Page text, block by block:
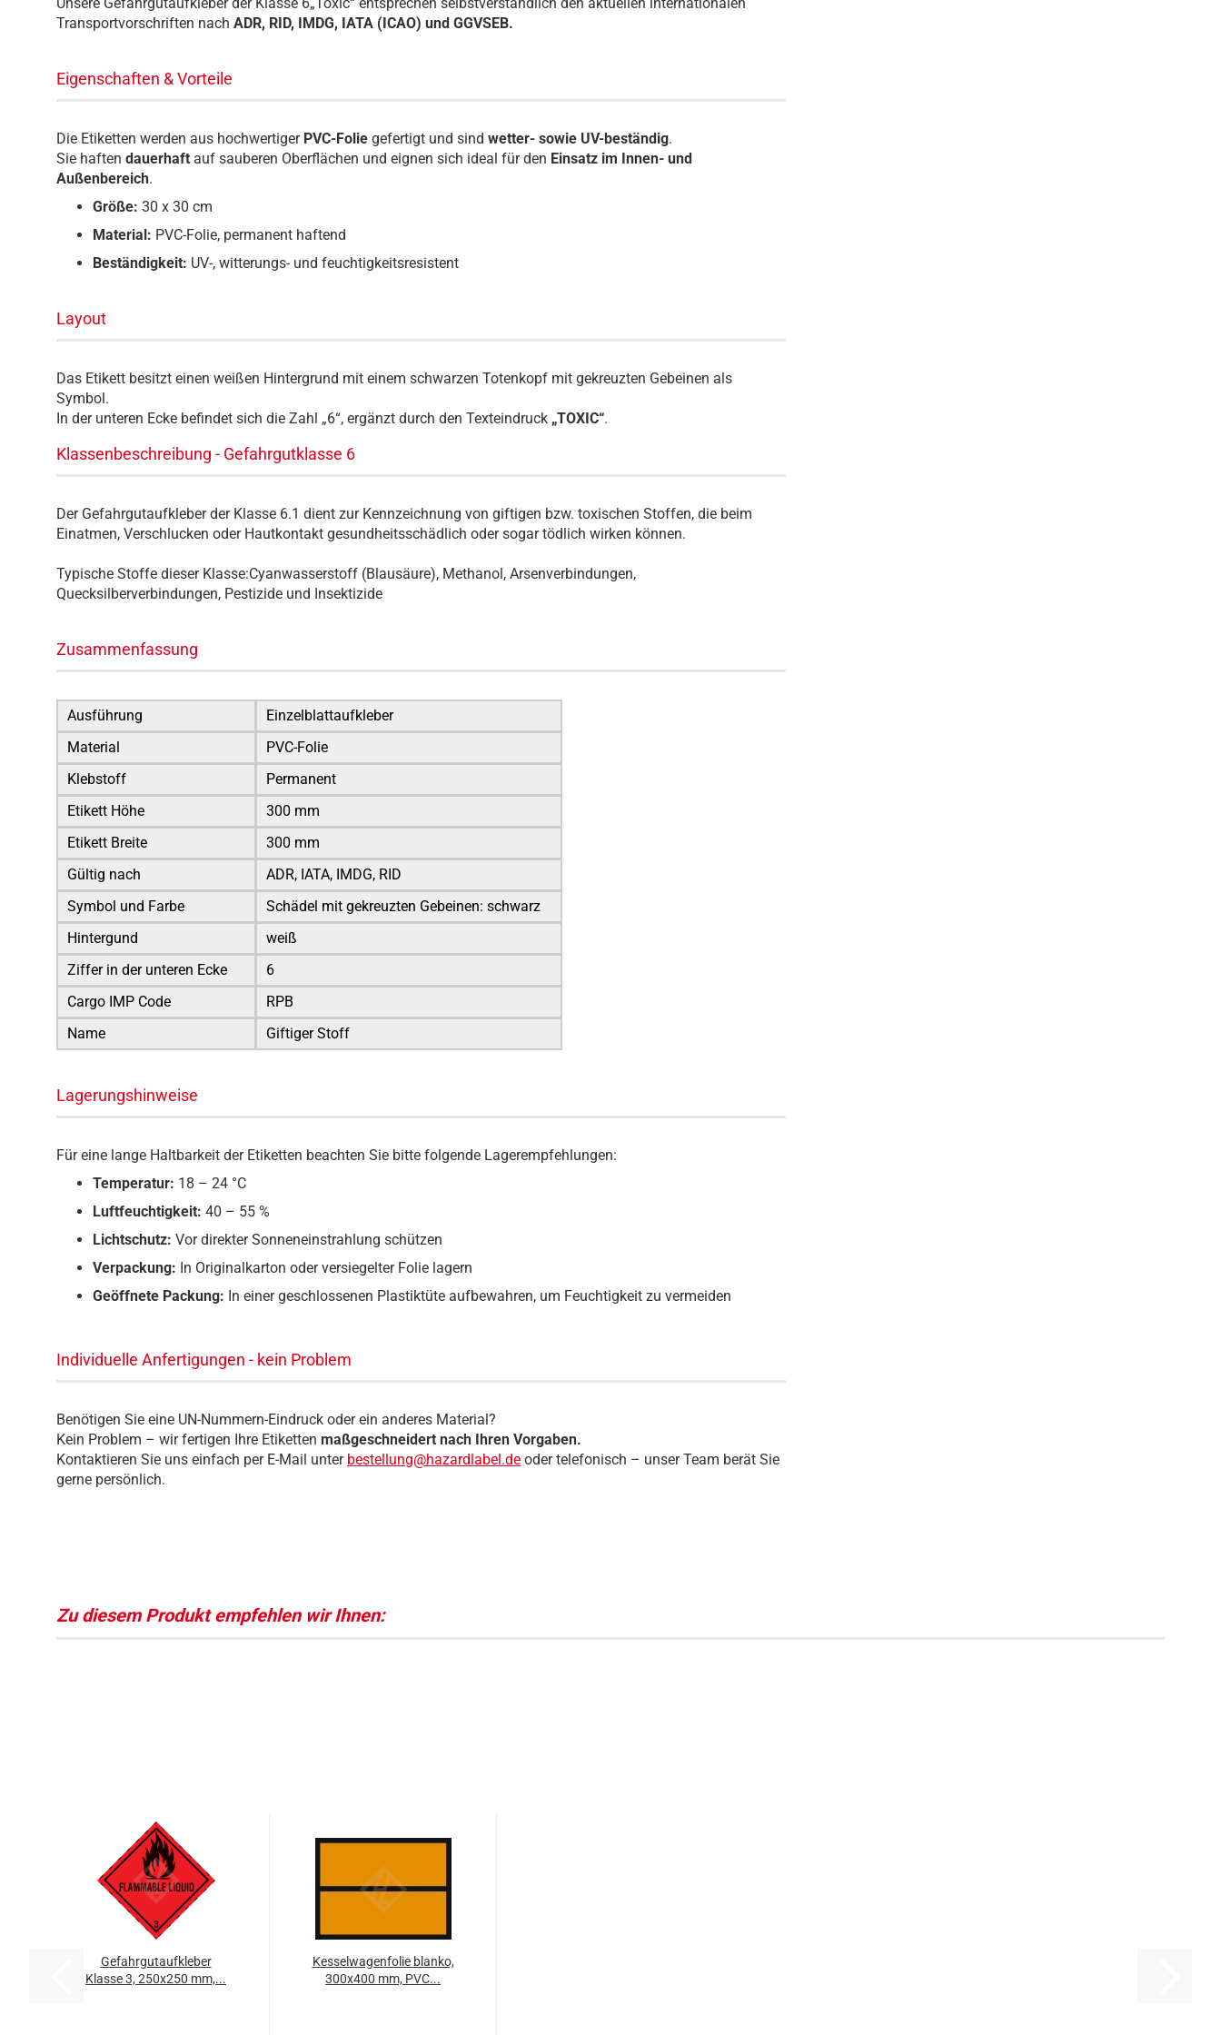
Transportvorschriften nach ADR, RID, IMDG, IATA (ICAO) und GGVSEB.
Eigenschaften & Vorteile
Die Etiketten werden aus hochwertiger PVC-Folie gefertigt und sind wetter- sowie UV-beständig.
Sie haften dauerhaft auf sauberen Oberflächen und eignen sich ideal für den Einsatz im Innen- und
Außenbereich.
Größe: 30 x 30 cm
Material: PVC-Folie, permanent haftend
Beständigkeit: UV-, witterungs- und feuchtigkeitsresistent
Layout
Das Etikett besitzt einen weißen Hintergrund mit einem schwarzen Totenkopf mit gekreuzten Gebeinen als
Symbol.
In der unteren Ecke befindet sich die Zahl „6“, ergänzt durch den Texteindruck „TOXIC“.
Klassenbeschreibung - Gefahrgutklasse 6
Der Gefahrgutaufkleber der Klasse 6.1 dient zur Kennzeichnung von giftigen bzw. toxischen Stoffen, die beim
Einatmen, Verschlucken oder Hautkontakt gesundheitsschädlich oder sogar tödlich wirken können.
Typische Stoffe dieser Klasse:Cyanwasserstoff (Blausäure), Methanol, Arsenverbindungen,
Quecksilberverbindungen, Pestizide und Insektizide
Zusammenfassung
Ausführung
Einzelblattaufkleber
Material
PVC-Folie
Klebstoff
Permanent
Etikett Höhe
300 mm
Etikett Breite
300 mm
Gültig nach
ADR, IATA, IMDG, RID
Symbol und Farbe
Schädel mit gekreuzten Gebeinen: schwarz
Hintergund
weiß
Ziffer in der unteren Ecke
6
Cargo IMP Code
RPB
Name
Giftiger Stoff
Lagerungshinweise
Für eine lange Haltbarkeit der Etiketten beachten Sie bitte folgende Lagerempfehlungen:
Temperatur: 18 – 24 °C
Luftfeuchtigkeit: 40 – 55 %
Lichtschutz: Vor direkter Sonneneinstrahlung schützen
Verpackung: In Originalkarton oder versiegelter Folie lagern
Geöffnete Packung: In einer geschlossenen Plastiktüte aufbewahren, um Feuchtigkeit zu vermeiden
Individuelle Anfertigungen - kein Problem
Benötigen Sie eine UN-Nummern-Eindruck oder ein anderes Material?
Kein Problem – wir fertigen Ihre Etiketten maßgeschneidert nach Ihren Vorgaben.
Kontaktieren Sie uns einfach per E-Mail unter bestellung@hazardlabel.de oder telefonisch – unser Team berät Sie
gerne persönlich.
Zu diesem Produkt empfehlen wir Ihnen:
Gefahrgutaufkleber
Klasse 3, 250x250 mm,...
Kesselwagenfolie blanko,
300x400 mm, PVC...